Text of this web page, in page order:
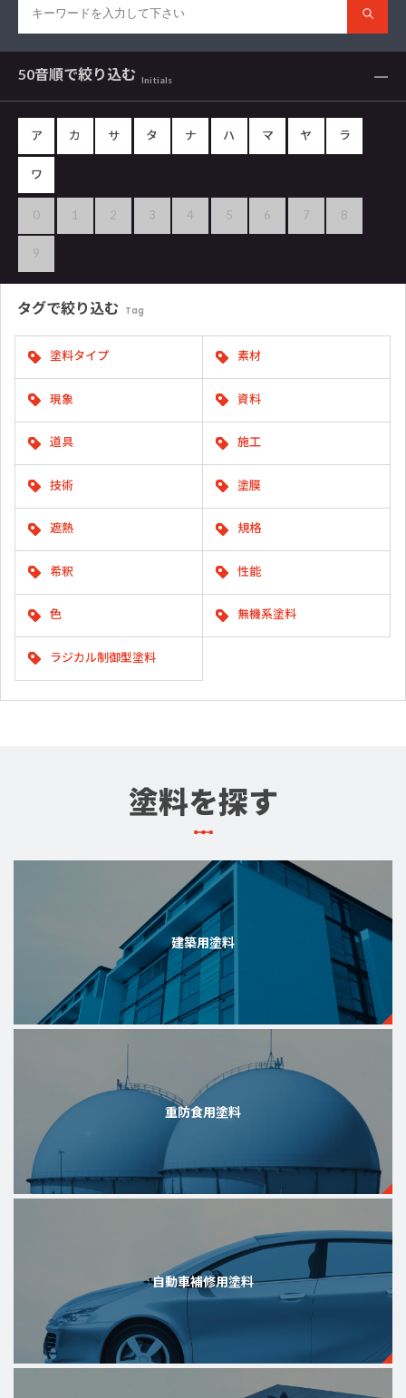
50音順で絞り込む Initials
ア カ サ タ ナ ハ マ ヤ ラ
ワ
0 1 2 3 4 5 6 7 8
9
タグで絞り込む Tag
塗料タイプ 素材
現象 資料
道具 施工
技術 塗膜
遮熱 規格
希釈 性能
色 無機系塗料
ラジカル制御型塗料
塗料を探す
建築用塗料
重防食用塗料
自動車補修用塗料